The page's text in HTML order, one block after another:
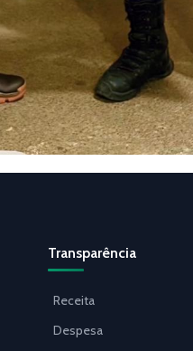
Transparência
Receita
Despesa